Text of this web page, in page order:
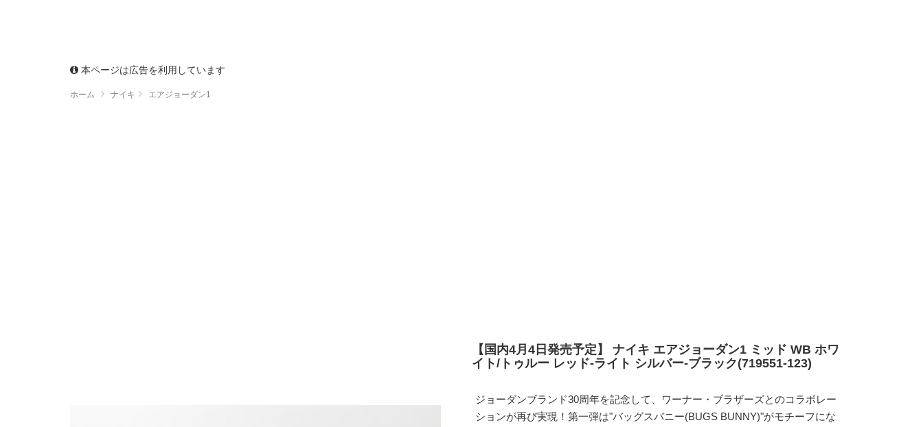
本ページは広告を利用しています
ホーム ナイキ エアジョーダン1
【国内4月4日発売予定】 ナイキ エアジョーダン1 ミッド WB ホワ
イト/トゥルー レッド-ライト シルバー-ブラック(719551-123)
ジョーダンブランド30周年を記念して、ワーナー・ブラザーズとのコラボレー
ションが再び実現！第一弾は"バッグスバニー(BUGS BUNNY)"がモチーフにな